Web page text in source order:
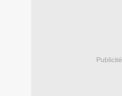
Publicité